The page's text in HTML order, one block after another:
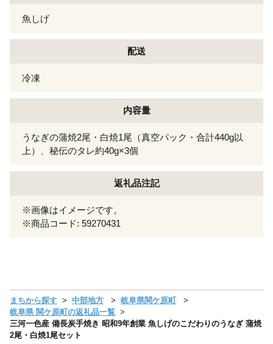
魚しげ
配送
冷凍
内容量
うなぎの蒲焼2尾・白焼1尾（真空パック・合計440g以
上）、秘伝のタレ約40g×3個
返礼品注記
※画像はイメージです。
※商品コード: 59270431
まちから探す 中部地方
岐阜県関ケ原町
岐阜県 関ケ原町の返礼品一覧
三河一色産 備長炭手焼き 昭和9年創業 魚しげのこだわりのうなぎ 蒲焼
2尾・白焼1尾セット